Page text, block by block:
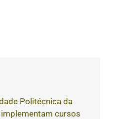
Politécnica da
implementam cursos